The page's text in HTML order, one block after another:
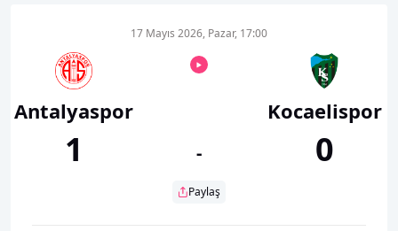
Antalyaspor
1
17 Mayıs 2026, Pazar, 17:00
-
Paylaş
Kocaelispor
0